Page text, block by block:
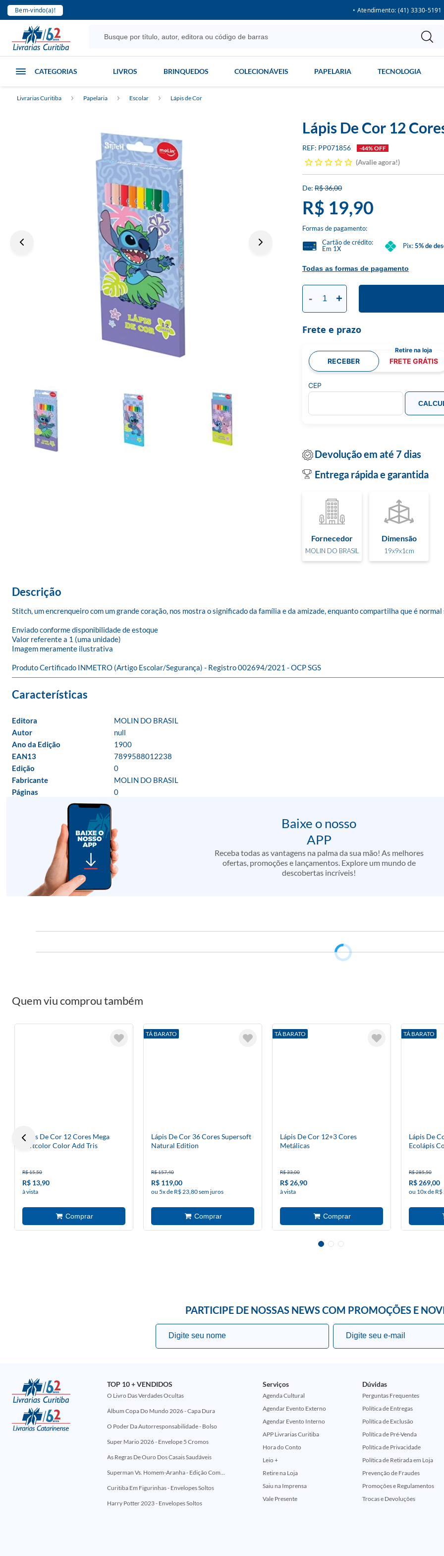
Bem-vindo(a)! • Atendimento: (41) 3330-5191
CATEGORIAS LIVROS BRINQUEDOS COLECIONÁVEIS PAPELARIA TECNOLOGIA
Livrarias Curitiba Papelaria Escolar Lápis de Cor
Lápis De Cor 12
PP071856 -44% OFF
Avalie agora!
R$ 36,00
R$ 19,90
Formas de pagamento:
Todas as formas de pagamento
Cartão de crédito:
Em 1X
Pix:5% de
- +
Frete e prazo
RECEBER FRETE GRÁTIS
CEP
Devolução em até 7 dias
Entrega rápida e garantida
Fornecedor
MOLIN DO BRASIL
Dimensão
19x9x1cm
Descrição
Stitch, um encrenqueiro com um grande coração, nos mostra o significado da família e da amizade, enquanto compartilha que é
Enviado conforme disponibilidade de estoque
Valor referente a 1 (uma unidade)
Imagem meramente ilustrativa
Produto Certificado INMETRO (Artigo Escolar/Segurança) - Registro 002694/2021 - OCP SGS
Editora
MOLIN DO BRASIL
Autor
null
Ano da Edição
1900
EAN13
7899588012238
Edição
0
Fabricante
MOLIN DO BRASIL
Páginas
0
Baixe o nosso
APP
Receba todas as vantagens na palma da sua mão! As melhores
ofertas, promoções e lançamentos. Explore um mundo de
descobertas incríveis!
Quem viu comprou também
Lápis De Cor 12 Cores Mega
Softcolor Color Add Tris
R$ 15,50
R$ 13,90
à vista
TÁ BARATO
Lápis De Cor 36 Cores Supersoft
Natural Edition
R$ 157,40
R$ 119,00
ou 5x de R$ 23,80 sem juros
TÁ BARATO
Lápis De Cor 12+3 Cores
Metálicas
R$ 33,00
R$ 26,90
à vista
TÁ BARATO
Lápis De
Ecolápis
R$ 285,50
R$ 269,00
ou 10x de
PARTICIPE DE NOSSAS NEWS COM PROMOÇÕES E
TOP 10 + VENDIDOS
O Livro Das Verdades Ocultas
Álbum Copa Do Mundo 2026 - Capa Dura
O Poder Da Autorresponsabilidade - Bolso
Super Mario 2026 - Envelope 5 Cromos
As Regras De Ouro Dos Casais Saudáveis
Superman Vs. Homem-Aranha - Edição Comemorativa 50 Anos (Encontros Clássicos Dc E Marvel)
Curitiba Em Figurinhas - Envelopes Soltos
Harry Potter 2023 - Envelopes Soltos
Serviços
Agenda Cultural
Agendar Evento Externo
Agendar Evento Interno
APP Livrarias Curitiba
Hora do Conto
Leio +
Retire na Loja
Saiu na Imprensa
Vale Presente
Dúvidas
Perguntas Frequentes
Política de Entregas
Política de Exclusão
Política de Pré-Venda
Política de Privacidade
Política de Retirada em Loja
Prevenção de Fraudes
Promoções e Regulamentos
Trocas e Devoluções